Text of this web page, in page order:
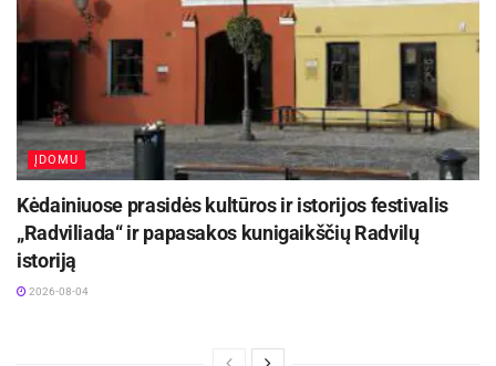
ĮDOMU
Kėdainiuose prasidės kultūros ir istorijos festivalis
„Radviliada“ ir papasakos kunigaikščių Radvilų
istoriją
2026-08-04